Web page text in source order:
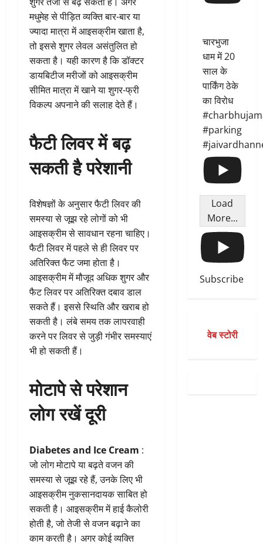
मधुमेह से पीड़ित व्यक्ति बार-बार या
ज्यादा मात्रा में आइसक्रीम खाता है,
तो इससे शुगर लेवल असंतुलित हो
सकता है। यही कारण है कि डॉक्टर
डायबिटीज मरीजों को आइसक्रीम
सीमित मात्रा में खाने या शुगर-फ्री
विकल्प अपनाने की सलाह देते हैं।
फैटी लिवर में बढ़
सकती है परेशानी
विशेषज्ञों के अनुसार फैटी लिवर की
समस्या से जूझ रहे लोगों को भी
आइसक्रीम से सावधान रहना चाहिए।
फैटी लिवर में पहले से ही लिवर पर
अतिरिक्त फैट जमा होता है।
आइसक्रीम में मौजूद अधिक शुगर और
फैट लिवर पर अतिरिक्त दबाव डाल
सकते हैं। इससे स्थिति और खराब हो
सकती है। लंबे समय तक लापरवाही
करने पर लिवर से जुड़ी गंभीर समस्याएं
भी हो सकती हैं।
मोटापे से परेशान
लोग रखें दूरी
Diabetes and Ice Cream :
जो लोग मोटापे या बढ़ते वजन की
समस्या से जूझ रहे हैं, उनके लिए भी
आइसक्रीम नुकसानदायक साबित हो
सकती है। आइसक्रीम में हाई कैलोरी
होती है, जो तेजी से वजन बढ़ाने का
काम करती है। अगर कोई व्यक्ति
चारभुजा
धाम में 20
साल के
पार्किंग ठेके
का विरोध
#parking
Load
More...
Subscribe
वेब स्टोरी